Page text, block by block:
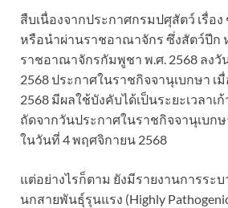
สืบเนื่องจากประกาศกรมปศุสัตว์ เรื่อง
หรือนำผ่านราชอาณาจักร ซึ่งสัตว์ปีก
ราชอาณาจักรกัมพูชา พ.ศ. 2568 ลงวั
2568 ประกาศในราชกิจจานุเบกษา เ
2568 มีผลใช้บังคับได้เป็นระยะเวลา
ถัดจากวันประกาศในราชกิจจานุเบก
ในวันที่ 4 พฤศจิกายน 2568
แต่อย่างไรก็ตาม ยังมีรายงานการระ
นกสายพันธุ์รุนแรง (Highly